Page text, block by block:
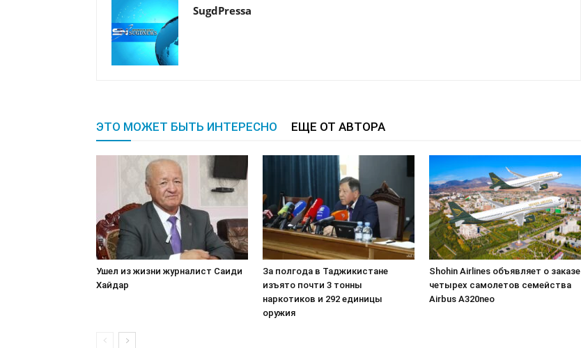
SugdPressa
ЭТО МОЖЕТ БЫТЬ ИНТЕРЕСНО ЕЩЕ ОТ АВТОРА
Ушел из жизни журналист Саиди
Хайдар
За полгода в Таджикистане
изъято почти 3 тонны
наркотиков и 292 единицы
оружия
Shohin Airlines объявляет о заказе
четырех самолетов семейства
Airbus A320neo